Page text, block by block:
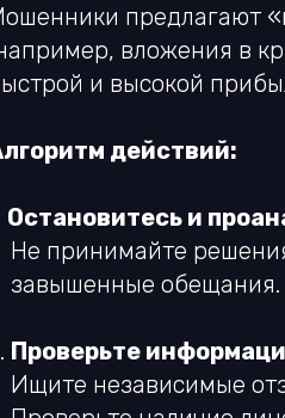
предлагают
вложения в
и высокой
действий:
Остановитесь и
Не принимайте
завышенные обещания.
Проверьте
Ищите независимые